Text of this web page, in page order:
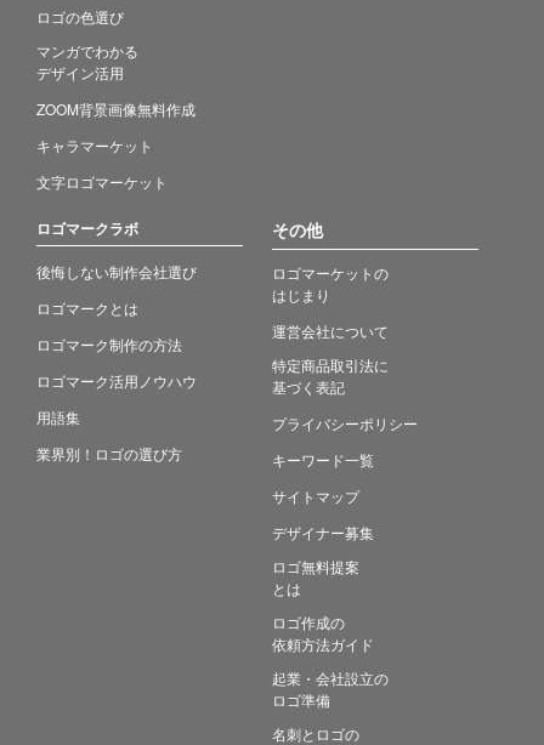
ロゴの色選び
マンガでわかる
デザイン活用
ZOOM背景画像無料作成
キャラマーケット
文字ロゴマーケット
ロゴマークラボ
後悔しない制作会社選び
ロゴマークとは
ロゴマーク制作の方法
ロゴマーク活用ノウハウ
用語集
業界別！ロゴの選び方
その他
ロゴマーケットの
はじまり
運営会社について
特定商品取引法に
基づく表記
プライバシーポリシー
キーワード一覧
サイトマップ
デザイナー募集
ロゴ無料提案
とは
ロゴ作成の
依頼方法ガイド
起業・会社設立の
ロゴ準備
名刺とロゴの